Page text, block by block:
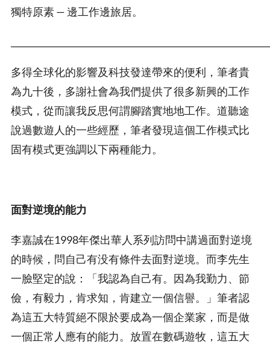
獨特原素 — 邊工作邊旅居。
多得全球化的影響及科技發達帶來的便利，筆者貴
為九十後，多謝社會為我們提供了很多新興的工作
模式，從而讓我反思何謂腳踏實地地工作。道聽途
說過數遊人的一些經歷，筆者發現這個工作模式比
固有模式更強調以下兩種能力。
面對逆境的能力
李嘉誠在1998年傑出華人系列訪問中講過面對逆境
的時候，問自己有没有條件去面對逆境。而李先生
一臉堅定的說：「我認為自己有。因為我勤力、節
儉，有毅力，肯求知，肯建立一個信譽。」筆者認
為這五大特質絕不限於要成為一個企業家，而是做
一個正常人應有的能力。放置在數碼遊牧，這五大